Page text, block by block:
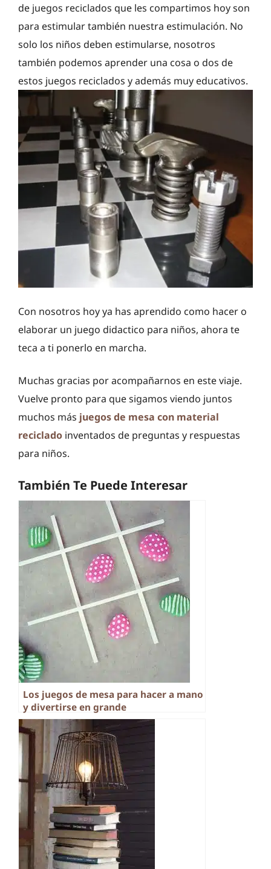
de juegos reciclados que les compartimos hoy son
para estimular también nuestra estimulación. No
solo los niños deben estimularse, nosotros
también podemos aprender una cosa o dos de
estos juegos reciclados y además muy educativos.
Con nosotros hoy ya has aprendido como hacer o
elaborar un juego didactico para niños, ahora te
teca a ti ponerlo en marcha.
Muchas gracias por acompañarnos en este viaje.
Vuelve pronto para que sigamos viendo juntos
muchos más juegos de mesa con material
reciclado inventados de preguntas y respuestas
para niños.
También Te Puede Interesar
Los juegos de mesa para hacer a mano
y divertirse en grande